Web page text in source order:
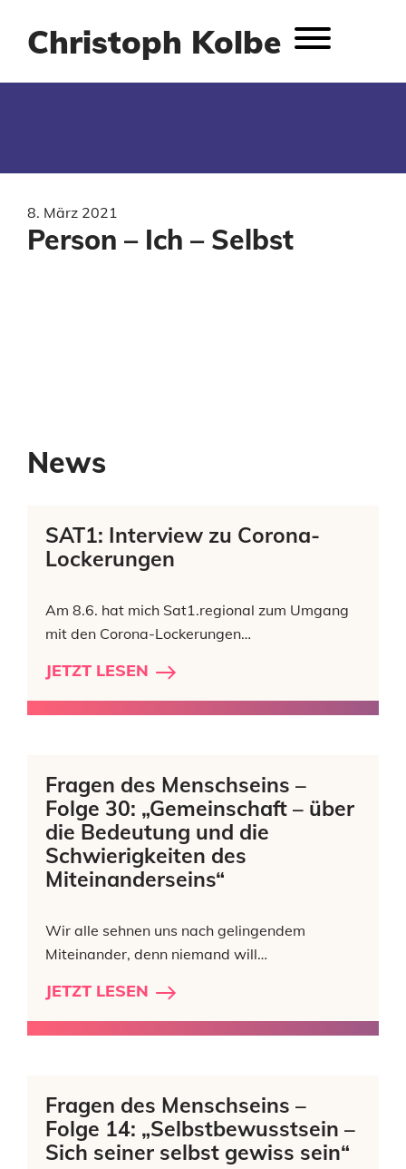
Christoph Kolbe
8. März 2021
Person – Ich – Selbst
News
SAT1: Interview zu Corona-
Lockerungen
Am 8.6. hat mich Sat1.regional zum Umgang
mit den Corona-Lockerungen…
JETZT LESEN
Fragen des Menschseins –
Folge 30: „Gemeinschaft – über
die Bedeutung und die
Schwierigkeiten des
Miteinanderseins“
Wir alle sehnen uns nach gelingendem
Miteinander, denn niemand will…
JETZT LESEN
Fragen des Menschseins –
Folge 14: „Selbstbewusstsein –
Sich seiner selbst gewiss sein“